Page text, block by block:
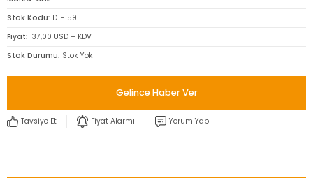
Stok Kodu DT-159
Fiyat 137,00 USD + KDV
Stok Durumu Stok Yok
Gelince Haber Ver
Tavsiye Et Fiyat Alarmı Yorum Yap